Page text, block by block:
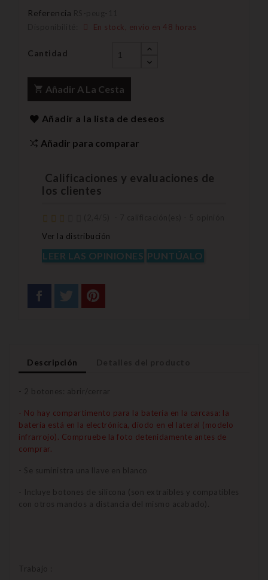
Referencia
En stock, envío en 48 horas
Cantidad
Añadir A La Cesta
Añadir a la lista de deseos
Añadir para comparar
Calificaciones y evaluaciones de
los clientes
Ver la distribución
LEER LAS OPINIONES PUNTÚALO
Descripción
- 2 botones: abrir/cerrar
- No hay compartimento para la batería en la carcasa: la
batería está en la electrónica, diodo en el lateral (modelo
infrarrojo). Compruebe la foto detenidamente antes de
comprar.
- Se suministra una llave en blanco
- Incluye botones de silicona (son extraíbles y compatibles
con otros mandos a distancia del mismo acabado).
Trabajo :